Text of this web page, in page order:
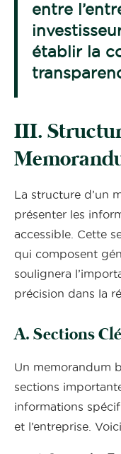
entre
établir la
III.
La structure d’un
présenter les
accessible. Cette
qui composent
soulignera
précision dans la
A. Sections
Un memorandum
sections
informations
et l’entreprise.